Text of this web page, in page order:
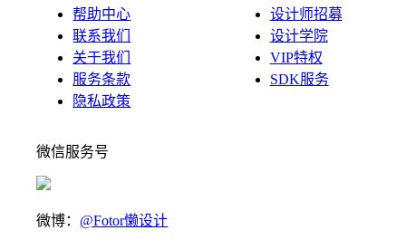
帮助中心
联系我们
关于我们
服务条款
隐私政策
设计师招募
设计学院
VIP特权
SDK服务
微信服务号
微博： @Fotor懒设计